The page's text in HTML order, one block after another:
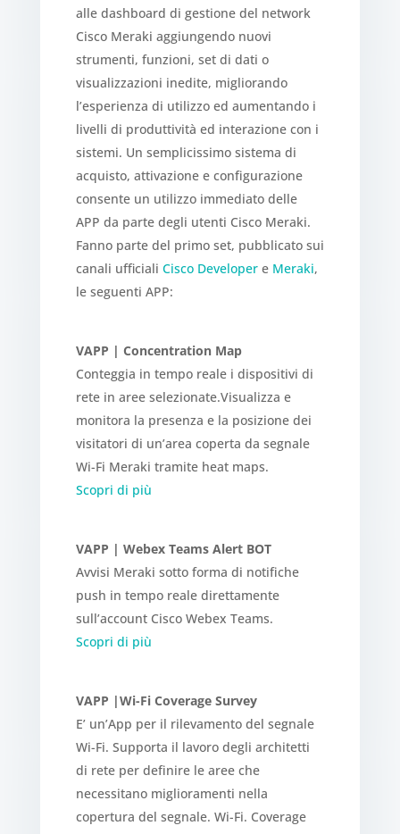
alle dashboard di gestione del network
Cisco Meraki aggiungendo nuovi
strumenti, funzioni, set di dati o
visualizzazioni inedite, migliorando
l’esperienza di utilizzo ed aumentando i
livelli di produttività ed interazione con i
sistemi. Un semplicissimo sistema di
acquisto, attivazione e configurazione
consente un utilizzo immediato delle
APP da parte degli utenti Cisco Meraki.
Fanno parte del primo set, pubblicato sui
canali ufficiali Cisco Developere Meraki,
le seguenti APP:
VAPP | Concentration Map
Conteggia in tempo reale i dispositivi di
rete in aree selezionate.Visualizza e
monitora la presenza e la posizione dei
visitatori di un’area coperta da segnale
Wi-Fi Meraki tramite heat maps.
Scopri di più
VAPP | Webex Teams Alert BOT
Avvisi Meraki sotto forma di notifiche
push in tempo reale direttamente
sull’account Cisco Webex Teams.
Scopri di più
VAPP |Wi-Fi Coverage Survey
E’ un’App per il rilevamento del segnale
Wi-Fi. Supporta il lavoro degli architetti
di rete per definire le aree che
necessitano miglioramenti nella
copertura del segnale. Wi-Fi. Coverage